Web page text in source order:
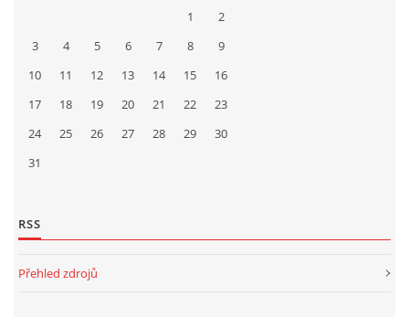
1
2
3
4 5 6 7 8
9
10
11 12 13 14 15
16
17
18 19 20 21 22
23
24
25 26 27 28 29
30
31
RSS
Přehled zdrojů